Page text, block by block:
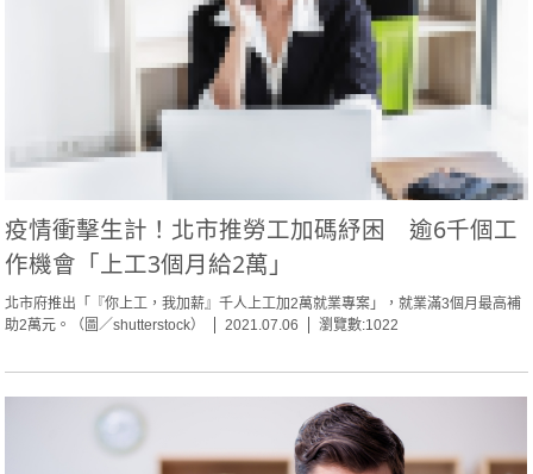
疫情衝擊生計！北市推勞工加碼紓困 逾6千個工
作機會「上工3個月給2萬」
北市府推出「『你上工，我加薪』千人上工加2萬就業專案」，就業滿3個月最高補
助2萬元。（圖／shutterstock）
2021.07.06 瀏覽數:1022